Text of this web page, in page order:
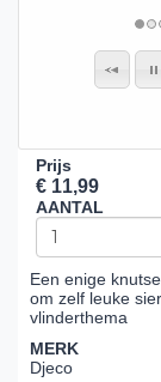
Prijs
€ 11,99
AANTAL
Een enige
om zelf leuke
vlinderthema
MERK
Djeco